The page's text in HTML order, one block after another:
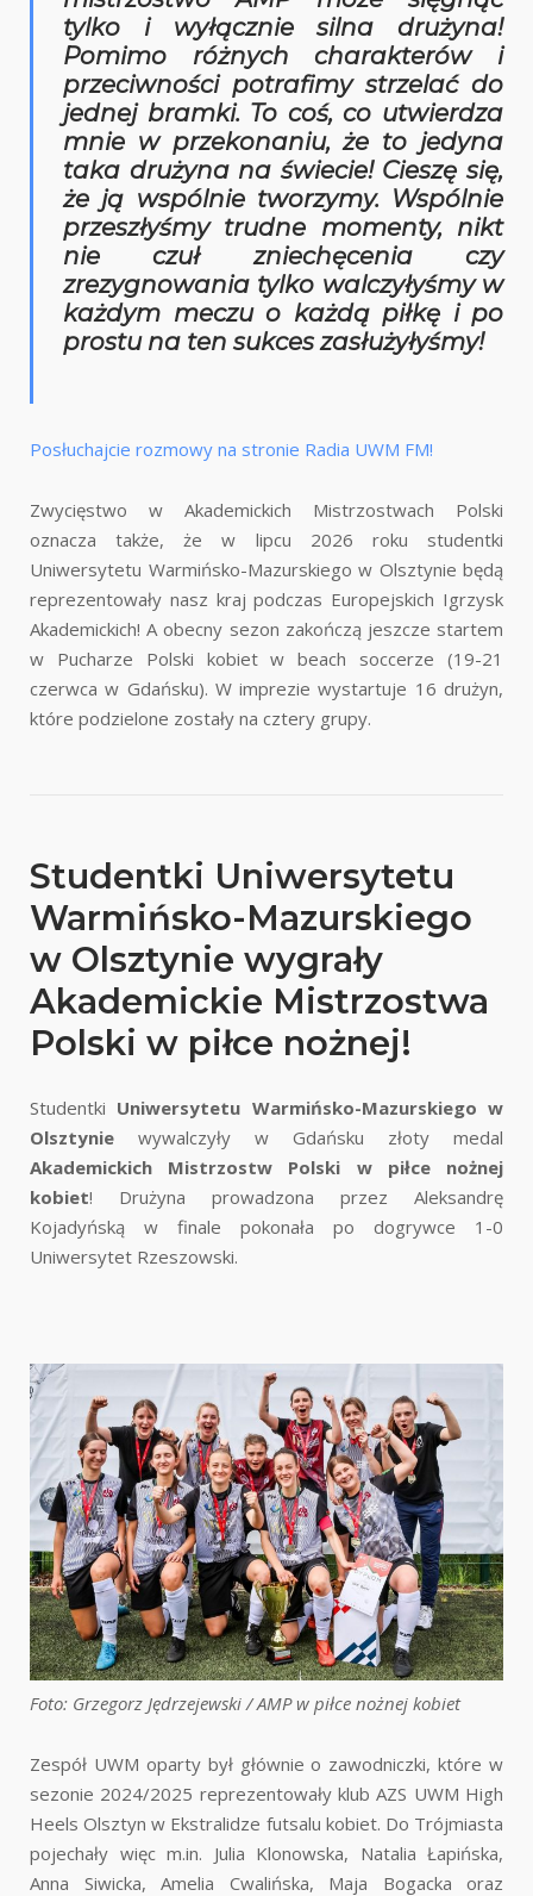
tylko i wyłącznie silna drużyna!
Pomimo różnych charakterów i
przeciwności potrafimy strzelać do
jednej bramki. To coś, co utwierdza
mnie w przekonaniu, że to jedyna
taka drużyna na świecie! Cieszę się,
że ją wspólnie tworzymy. Wspólnie
przeszłyśmy trudne momenty, nikt
nie czuł zniechęcenia czy
zrezygnowania tylko walczyłyśmy w
każdym meczu o każdą piłkę i po
prostu na ten sukces zasłużyłyśmy!
Posłuchajcie rozmowy na stronie Radia UWM FM!
Zwycięstwo w Akademickich Mistrzostwach Polski
oznacza także, że w lipcu 2026 roku studentki
Uniwersytetu Warmińsko-Mazurskiego w Olsztynie będą
reprezentowały nasz kraj podczas Europejskich Igrzysk
Akademickich! A obecny sezon zakończą jeszcze startem
w Pucharze Polski kobiet w beach soccerze (19-21
czerwca w Gdańsku). W imprezie wystartuje 16 drużyn,
które podzielone zostały na cztery grupy.
Studentki Uniwersytetu
Warmińsko-Mazurskiego
w Olsztynie wygrały
Akademickie Mistrzostwa
Polski w piłce nożnej!
Studentki Uniwersytetu Warmińsko-Mazurskiego w
Olsztynie wywalczyły w Gdańsku złoty medal
Akademickich Mistrzostw Polski w piłce nożnej
kobiet! Drużyna prowadzona przez Aleksandrę
Kojadyńską w finale pokonała po dogrywce 1-0
Uniwersytet Rzeszowski.
Foto: Grzegorz Jędrzejewski / AMP w piłce nożnej kobiet
Zespół UWM oparty był głównie o zawodniczki, które w
sezonie 2024/2025 reprezentowały klub AZS UWM High
Heels Olsztyn w Ekstralidze futsalu kobiet. Do Trójmiasta
pojechały więc m.in. Julia Klonowska, Natalia Łapińska,
Anna Siwicka, Amelia Cwalińska, Maja Bogacka oraz